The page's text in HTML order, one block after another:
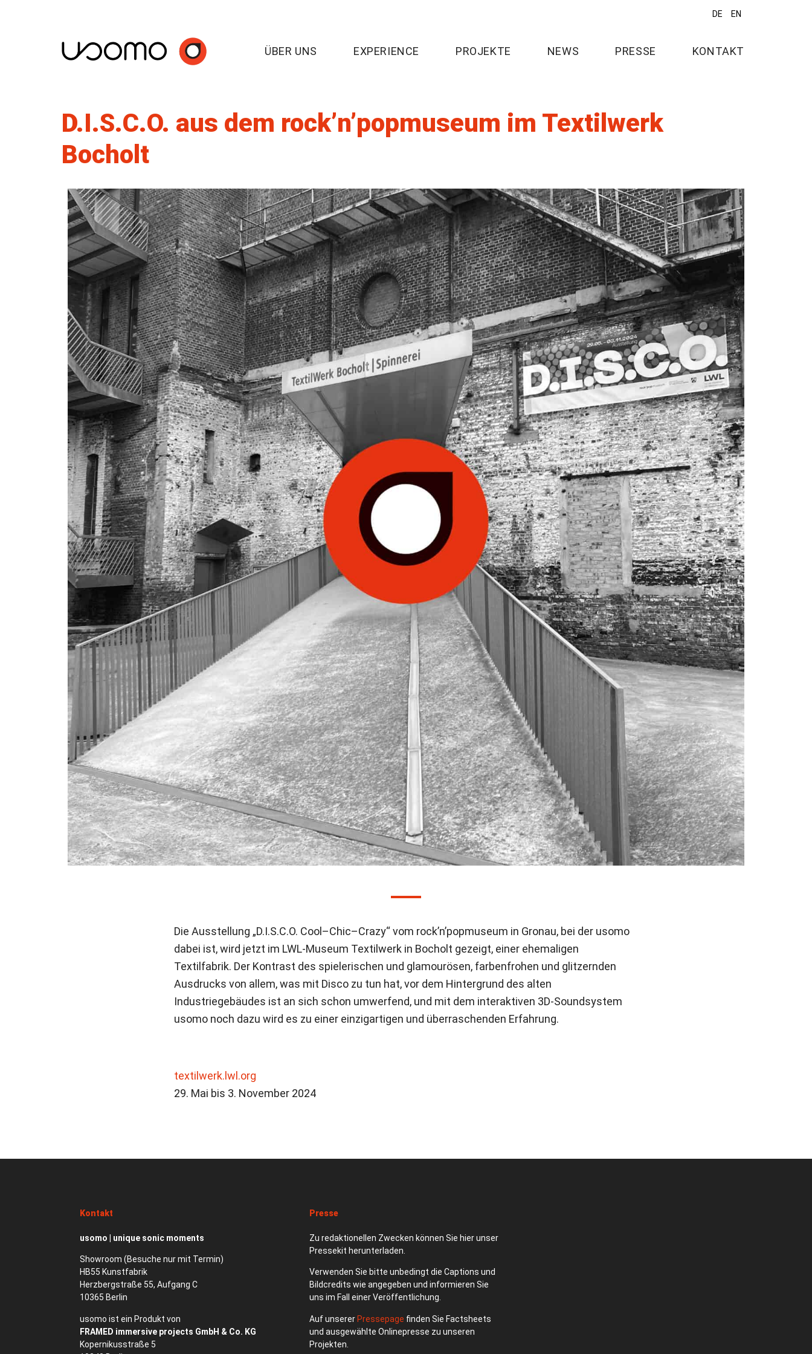
DE EN
ÜBER UNS EXPERIENCE PROJEKTE NEWS PRESSE KONTAKT
D.I.S.C.O. aus dem rock’n’popmuseum im Textilwerk
Bocholt
Die Ausstellung „D.I.S.C.O. Cool–Chic–Crazy“ vom rock’n’popmuseum in Gronau, bei der usomo
dabei ist, wird jetzt im LWL-Museum Textilwerk in Bocholt gezeigt, einer ehemaligen
Textilfabrik. Der Kontrast des spielerischen und glamourösen, farbenfrohen und glitzernden
Ausdrucks von allem, was mit Disco zu tun hat, vor dem Hintergrund des alten
Industriegebäudes ist an sich schon umwerfend, und mit dem interaktiven 3D-Soundsystem
usomo noch dazu wird es zu einer einzigartigen und überraschenden Erfahrung.
textilwerk.lwl.org
29. Mai bis 3. November 2024
Kontakt
usomo | unique sonic moments
Showroom (Besuche nur mit Termin)
HB55 Kunstfabrik
Herzbergstraße 55, Aufgang C
10365 Berlin
usomo ist ein Produkt von
FRAMED immersive projects GmbH & Co. KG
Kopernikusstraße 5
Presse
Zu redaktionellen Zwecken können Sie hier unser
Pressekit herunterladen.
Verwenden Sie bitte unbedingt die Captions und
Bildcredits wie angegeben und informieren Sie
uns im Fall einer Veröffentlichung.
Auf unserer Pressepage finden Sie Factsheets
und ausgewählte Onlinepresse zu unseren
Projekten.